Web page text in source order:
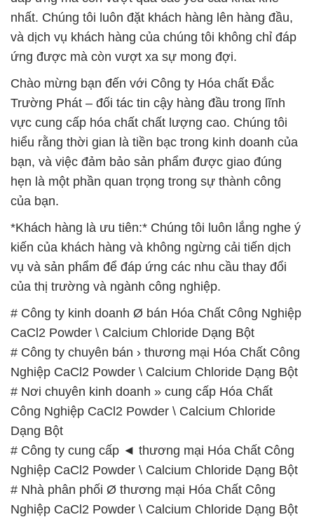
nhất. Chúng tôi luôn đặt khách hàng lên hàng đầu,
và dịch vụ khách hàng của chúng tôi không chỉ đáp
ứng được mà còn vượt xa sự mong đợi.
Chào mừng bạn đến với Công ty Hóa chất Đắc
Trường Phát – đối tác tin cậy hàng đầu trong lĩnh
vực cung cấp hóa chất chất lượng cao. Chúng tôi
hiểu rằng thời gian là tiền bạc trong kinh doanh của
bạn, và việc đảm bảo sản phẩm được giao đúng
hẹn là một phần quan trọng trong sự thành công
của bạn.
*Khách hàng là ưu tiên:* Chúng tôi luôn lắng nghe ý
kiến của khách hàng và không ngừng cải tiến dịch
vụ và sản phẩm để đáp ứng các nhu cầu thay đổi
của thị trường và ngành công nghiệp.
# Công ty kinh doanh Ø bán Hóa Chất Công Nghiệp
CaCl2 Powder \ Calcium Chloride Dạng Bột
# Công ty chuyên bán › thương mại Hóa Chất Công
Nghiệp CaCl2 Powder \ Calcium Chloride Dạng Bột
# Nơi chuyên kinh doanh » cung cấp Hóa Chất
Công Nghiệp CaCl2 Powder \ Calcium Chloride
Dạng Bột
# Công ty cung cấp ◄ thương mại Hóa Chất Công
Nghiệp CaCl2 Powder \ Calcium Chloride Dạng Bột
# Nhà phân phối Ø thương mại Hóa Chất Công
Nghiệp CaCl2 Powder \ Calcium Chloride Dạng Bột